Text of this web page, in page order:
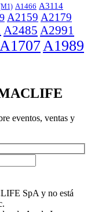
A1466 A3114
A2159 A2179
A2485 A2991
A1707 A1989
eventos, ventas y
SpA y no está